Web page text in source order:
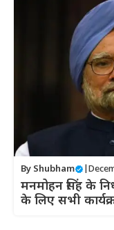
By Shubham
मनमोहन सिंह के
के लिए सभी